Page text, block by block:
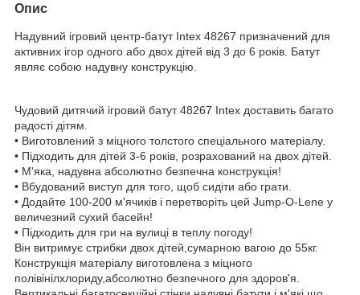
Опис
Надувний ігровий центр-батут Intex 48267 призначений для
активних ігор одного або двох дітей від 3 до 6 років. Батут
являє собою надувну конструкцію.
Чудовий дитячий ігровий батут 48267 Intex доставить багато
радості дітям.
• Виготовлений з міцного толстого спеціального матеріалу.
• Підходить для дітей 3-6 років, розрахований на двох дітей.
• М'яка, надувна абсолютно безпечна конструкція!
• Вбудований виступ для того, щоб сидіти або грати.
• Додайте 100-200 м'ячиків і перетворіть цей Jump-O-Lene у
величезний сухий басейн!
• Підходить для гри на вулиці в теплу погоду!
Він витримує стрибки двох дітей,сумарною вагою до 55кг.
Конструкція матеріалу виготовлена з міцного
полівінілхлориду,абсолютно безпечного для здоров'я.